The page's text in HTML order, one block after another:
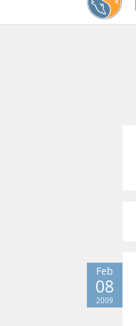
Feb
08
2009